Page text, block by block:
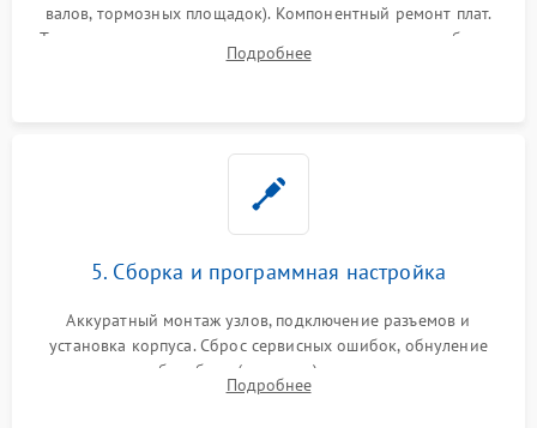
валов, тормозных площадок). Компонентный ремонт плат.
Тщательная очистка тракта печати, контактов и линз блока
лазера (LSU) от просыпанного тонера и пыли.
Подробнее
5. Сборка и программная настройка
Аккуратный монтаж узлов, подключение разъемов и
установка корпуса. Сброс сервисных ошибок, обнуление
счетчиков абсорбера (памперса) или узла переноса,
обновление прошивки и программная калибровка аппарата.
Подробнее